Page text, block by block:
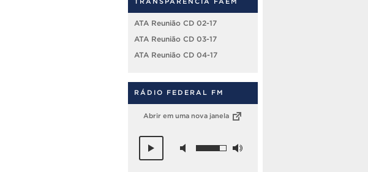
ATA Reunião CD 02-17
ATA Reunião CD 03-17
ATA Reunião CD 04-17
RÁDIO FEDERAL FM
Abrir em uma nova janela